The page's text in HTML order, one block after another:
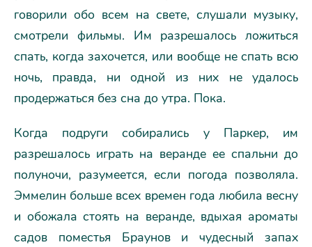
говорили обо всем на свете, слушали музыку,
смотрели фильмы. Им разрешалось ложиться
спать, когда захочется, или вообще не спать всю
ночь, правда, ни одной из них не удалось
продержаться без сна до утра. Пока.
Когда подруги собирались у Паркер, им
разрешалось играть на веранде ее спальни до
полуночи, разумеется, если погода позволяла.
Эммелин больше всех времен года любила весну
и обожала стоять на веранде, вдыхая ароматы
садов поместья Браунов и чудесный запах